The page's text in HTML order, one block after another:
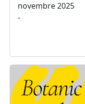
novembre 2025
-